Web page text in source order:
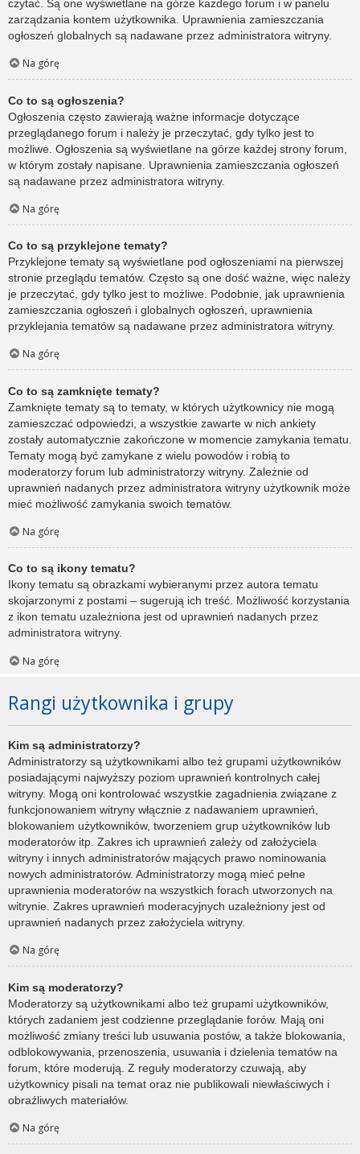
czytać. Są one wyświetlane na górze każdego forum i w panelu
zarządzania kontem użytkownika. Uprawnienia zamieszczania
ogłoszeń globalnych są nadawane przez administratora witryny.
Na górę
Co to są ogłoszenia?
Ogłoszenia często zawierają ważne informacje dotyczące
przeglądanego forum i należy je przeczytać, gdy tylko jest to
możliwe. Ogłoszenia są wyświetlane na górze każdej strony forum,
w którym zostały napisane. Uprawnienia zamieszczania ogłoszeń
są nadawane przez administratora witryny.
Na górę
Co to są przyklejone tematy?
Przyklejone tematy są wyświetlane pod ogłoszeniami na pierwszej
stronie przeglądu tematów. Często są one dość ważne, więc należy
je przeczytać, gdy tylko jest to możliwe. Podobnie, jak uprawnienia
zamieszczania ogłoszeń i globalnych ogłoszeń, uprawnienia
przyklejania tematów są nadawane przez administratora witryny.
Na górę
Co to są zamknięte tematy?
Zamknięte tematy są to tematy, w których użytkownicy nie mogą
zamieszczać odpowiedzi, a wszystkie zawarte w nich ankiety
zostały automatycznie zakończone w momencie zamykania tematu.
Tematy mogą być zamykane z wielu powodów i robią to
moderatorzy forum lub administratorzy witryny. Zależnie od
uprawnień nadanych przez administratora witryny użytkownik może
mieć możliwość zamykania swoich tematów.
Na górę
Co to są ikony tematu?
Ikony tematu są obrazkami wybieranymi przez autora tematu
skojarzonymi z postami – sugerują ich treść. Możliwość korzystania
z ikon tematu uzależniona jest od uprawnień nadanych przez
administratora witryny.
Na górę
Rangi użytkownika i grupy
Kim są administratorzy?
Administratorzy są użytkownikami albo też grupami użytkowników
posiadającymi najwyższy poziom uprawnień kontrolnych całej
witryny. Mogą oni kontrolować wszystkie zagadnienia związane z
funkcjonowaniem witryny włącznie z nadawaniem uprawnień,
blokowaniem użytkowników, tworzeniem grup użytkowników lub
moderatorów itp. Zakres ich uprawnień zależy od założyciela
witryny i innych administratorów mających prawo nominowania
nowych administratorów. Administratorzy mogą mieć pełne
uprawnienia moderatorów na wszystkich forach utworzonych na
witrynie. Zakres uprawnień moderacyjnych uzależniony jest od
uprawnień nadanych przez założyciela witryny.
Na górę
Kim są moderatorzy?
Moderatorzy są użytkownikami albo też grupami użytkowników,
których zadaniem jest codzienne przeglądanie forów. Mają oni
możliwość zmiany treści lub usuwania postów, a także blokowania,
odblokowywania, przenoszenia, usuwania i dzielenia tematów na
forum, które moderują. Z reguły moderatorzy czuwają, aby
użytkownicy pisali na temat oraz nie publikowali niewłaściwych i
obraźliwych materiałów.
Na górę